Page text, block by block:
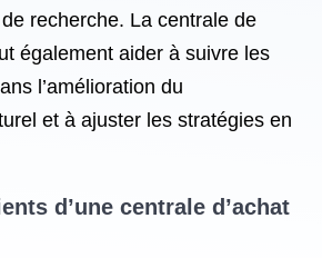
recherche. La centrale de
également aider à suivre les
l’amélioration du
et à ajuster les stratégies en
d’une centrale d’achat